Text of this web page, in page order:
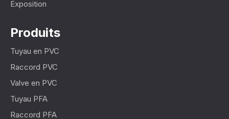
Exposition
Produits
Tuyau en PVC
Raccord PVC
Valve en PVC
Tuyau PFA
Raccord PFA